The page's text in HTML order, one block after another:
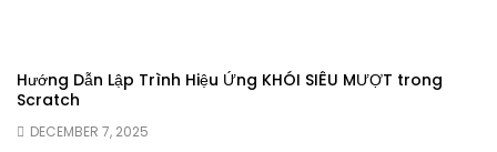
Hướng Dẫn Lập Trình Hiệu Ứng KHÓI SIÊU MƯỢT trong
Scratch
DECEMBER 7, 2025